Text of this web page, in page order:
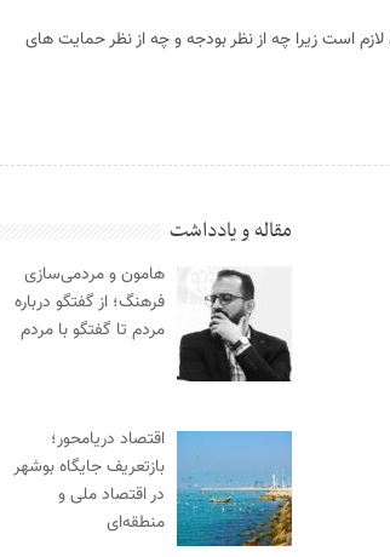
لازم است زیرا چه از نظر بودجه و چه از نظر حمایت های
مقاله و یادداشت
هامون و مردمی‌سازی
فرهنگ؛ از گفتگو درباره
مردم تا گفتگو با مردم
اقتصاد دریامحور؛
بازتعریف جایگاه بوشهر
در اقتصاد ملی و
منطقه‌ای